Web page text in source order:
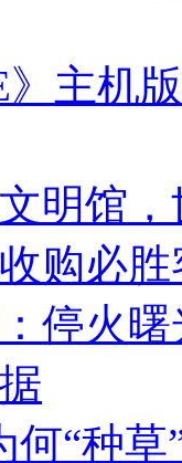
》主机
明馆
购必
停火
何“种草